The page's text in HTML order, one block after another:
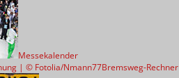
Messekalender
Bremsweg-Rechner